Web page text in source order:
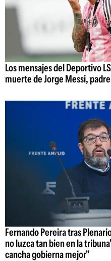
Los mensajes del Deportivo
muerte de Jorge Messi,
Fernando Pereira tras
no luzca tan bien en la
cancha gobierna mejor"